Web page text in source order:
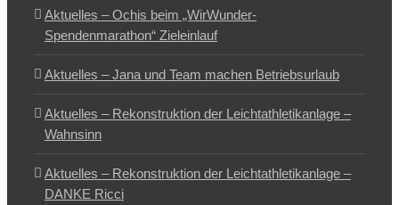
Aktuelles – Ochis beim „WirWunder-
Spendenmarathon“ Zieleinlauf
Aktuelles – Jana und Team machen Betriebsurlaub
Aktuelles – Rekonstruktion der Leichtathletikanlage –
Wahnsinn
Aktuelles – Rekonstruktion der Leichtathletikanlage –
DANKE Ricci